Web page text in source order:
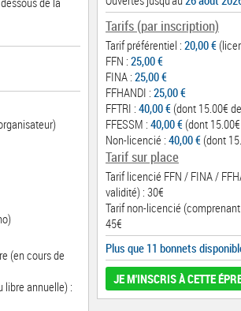
(en cours de
annuelle) :
Tarifs (par inscription)
Tarif préférentiel : 20,00 €
FFN : 25,00 €
FINA : 25,00 €
FFHANDI : 25,00 €
FFTRI : 40,00 € (dont 15.00€
FFESSM : 40,00 € (dont
Non-licencié : 40,00 € (dont
Tarif sur place
Tarif licencié FFN / FINA /
validité) : 30€
Tarif non-licencié
45€
Plus que 11 bonnets
JE M'INSCRIS À CETTE